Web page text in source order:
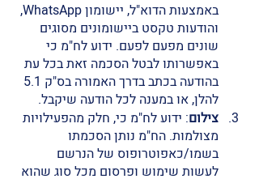
באמצעות הדוא"ל, יישומון WhatsApp,
והודעות טקסט ביישומונים מסוגים
שונים מפעם לפעם. ידוע לח"מ כי
באפשרותו לבטל הסכמה זאת בכל עת
להלן, או במענה לכל הודעה שיקבל.
צילום: ידוע לח"מ כי, חלק מהפעילויות
מצולמות. הח"מ נותן הסכמתו
בשמו/כאפוטרופוס של הנרשם
לעשות שימוש ופרסום מכל סוג שהוא